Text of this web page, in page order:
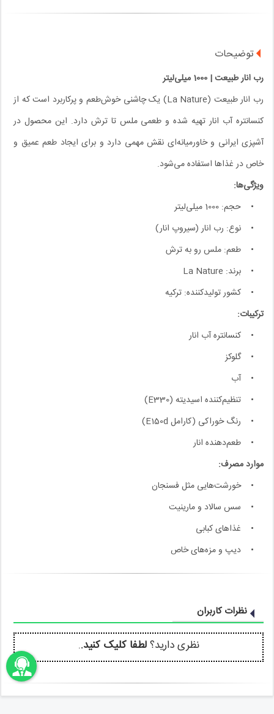
توضیحات
رب انار طبیعت | 1000 میلی‌لیتر
رب انار طبیعت (La Nature) یک چاشنی خوش‌طعم و پرکاربرد است که از
کنسانتره آب انار تهیه شده و طعمی ملس تا ترش دارد. این محصول در
آشپزی ایرانی و خاورمیانه‌ای نقش مهمی دارد و برای ایجاد طعم عمیق و
خاص در غذاها استفاده می‌شود.
ویژگی‌ها:
• حجم: 1000 میلی‌لیتر
• نوع: رب انار (سیروپ انار)
• طعم: ملس رو به ترش
• برند: La Nature
• کشور تولیدکننده: ترکیه
ترکیبات:
• کنسانتره آب انار
• گلوکز
• آب
• تنظیم‌کننده اسیدیته (E330)
• رنگ خوراکی (کارامل E150d)
• طعم‌دهنده انار
موارد مصرف:
• خورشت‌هایی مثل فسنجان
• سس سالاد و مارینیت
• غذاهای کبابی
• دیپ و مزه‌های خاص
نظرات کاربران
نظری دارید؟لطفا کلیک کنید..